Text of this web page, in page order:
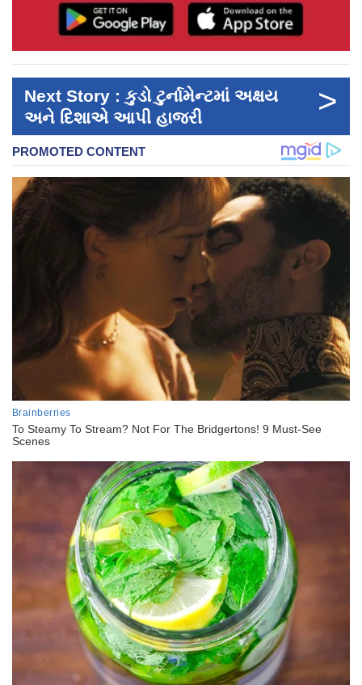
Next Story : કુડો ટુર્નામેન્ટમાં અક્ષય
અને દિશાએ આપી હાજરી
>